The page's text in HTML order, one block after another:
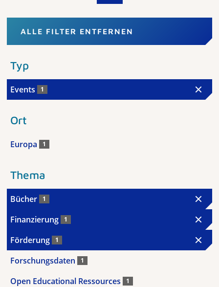
ALLE FILTER ENTFERNEN
Typ
Events 1
Ort
Europa 1
Thema
Bücher 1
Finanzierung 1
Förderung 1
Forschungsdaten 1
Open Educational Ressources 1